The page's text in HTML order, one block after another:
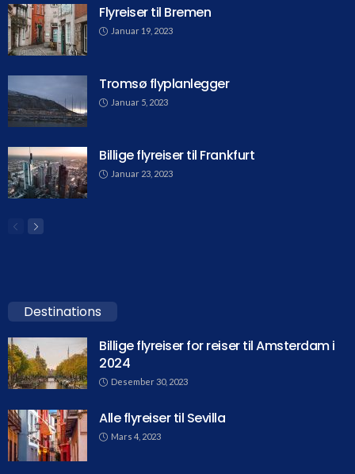
Flyreiser til Bremen
Januar 19, 2023
Tromsø flyplanlegger
Januar 5, 2023
Billige flyreiser til Frankfurt
Januar 23, 2023
Destinations
Billige flyreiser for reiser til Amsterdam i
2024
Desember 30, 2023
Alle flyreiser til Sevilla
Mars 4, 2023